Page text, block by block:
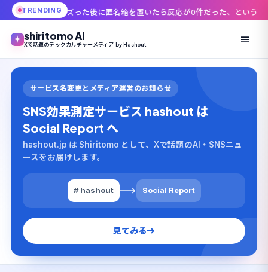
TRENDING
部でバズった後に匿名箱を置いたら反応が0件だった、という投稿がなぜ刺
shiritomo AI
Xで話題のテックカルチャーメディア by Hashout
サービス名変更とメディア運営のお知らせ
SNS効果測定サービス hashout は
Social Report へ
hashout.jp は Shiritomo として、Xで話題のAI・SNSニュ
ースをお届けします。
# hashout Social Report
見てみる